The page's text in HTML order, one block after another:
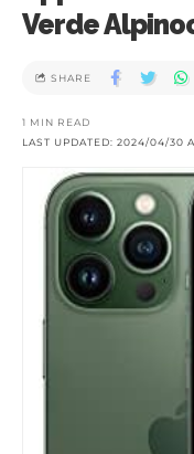
Verde
LAST UPDATED: 2024/04/30
1 MIN READ
SHARE